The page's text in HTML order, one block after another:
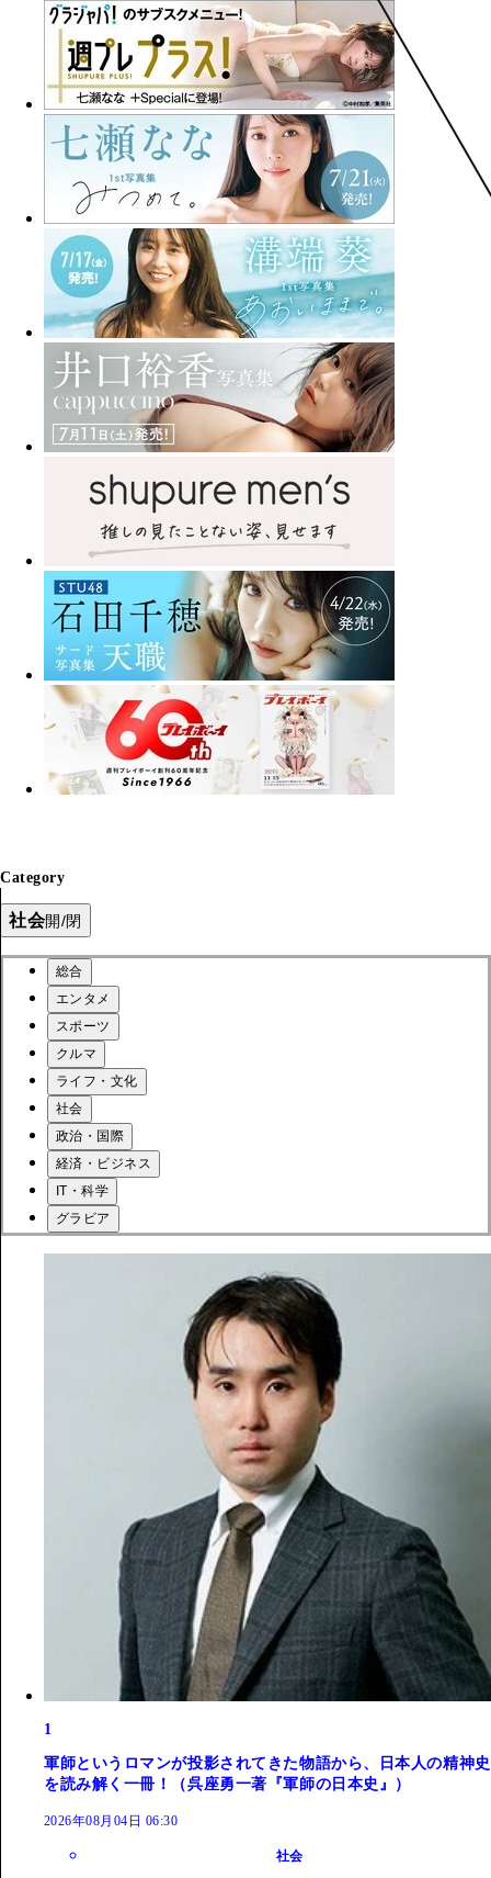
Category
社会開/閉
総合
エンタメ
スポーツ
クルマ
ライフ・文化
社会
政治・国際
経済・ビジネス
IT・科学
グラビア
1
軍師というロマンが投影されてきた物語から、日本人の精神史
を読み解く一冊！（呉座勇一著『軍師の日本史』）
2026年08月04日 06:30
社会